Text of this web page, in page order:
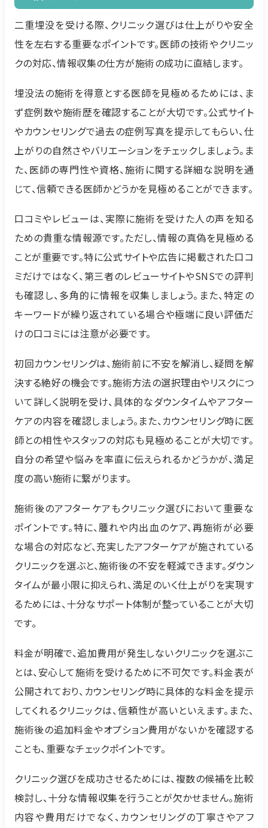
二重埋没を受ける際、クリニック選びは仕上がりや安全
性を左右する重要なポイントです。医師の技術やクリニッ
クの対応、情報収集の仕方が施術の成功に直結します。
埋没法の施術を得意とする医師を見極めるためには、ま
ず症例数や施術歴を確認することが大切です。公式サイト
やカウンセリングで過去の症例写真を提示してもらい、仕
上がりの自然さやバリエーションをチェックしましょう。ま
た、医師の専門性や資格、施術に関する詳細な説明を通
じて、信頼できる医師かどうかを見極めることができます。
口コミやレビューは、実際に施術を受けた人の声を知る
ための貴重な情報源です。ただし、情報の真偽を見極める
ことが重要です。特に公式サイトや広告に掲載された口コ
ミだけではなく、第三者のレビューサイトやSNSでの評判
も確認し、多角的に情報を収集しましょう。また、特定の
キーワードが繰り返されている場合や極端に良い評価だ
けの口コミには注意が必要です。
初回カウンセリングは、施術前に不安を解消し、疑問を解
決する絶好の機会です。施術方法の選択理由やリスクにつ
いて詳しく説明を受け、具体的なダウンタイムやアフター
ケアの内容を確認しましょう。また、カウンセリング時に医
師との相性やスタッフの対応も見極めることが大切です。
自分の希望や悩みを率直に伝えられるかどうかが、満足
度の高い施術に繋がります。
施術後のアフターケアもクリニック選びにおいて重要な
ポイントです。特に、腫れや内出血のケア、再施術が必要
な場合の対応など、充実したアフターケアが施されている
クリニックを選ぶと、施術後の不安を軽減できます。ダウン
タイムが最小限に抑えられ、満足のいく仕上がりを実現す
るためには、十分なサポート体制が整っていることが大切
です。
料金が明確で、追加費用が発生しないクリニックを選ぶこ
とは、安心して施術を受けるために不可欠です。料金表が
公開されており、カウンセリング時に具体的な料金を提示
してくれるクリニックは、信頼性が高いといえます。また、
施術後の追加料金やオプション費用がないかを確認する
ことも、重要なチェックポイントです。
クリニック選びを成功させるためには、複数の候補を比較
検討し、十分な情報収集を行うことが欠かせません。施術
内容や費用だけでなく、カウンセリングの丁寧さやアフ